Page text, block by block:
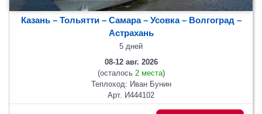
Казань – Тольятти – Самара – Усовка – Волгоград –
Астрахань
5 дней
08-12 авг. 2026
(осталось 2 места)
Теплоход: Иван Бунин
Арт. И444102